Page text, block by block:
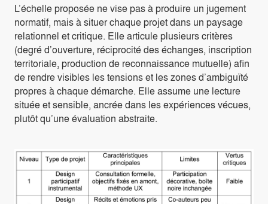
L’échelle proposée ne vise pas à produire un jugement
normatif, mais à situer chaque projet dans un paysage
relationnel et critique. Elle articule plusieurs critères
(degré d’ouverture, réciprocité des échanges, inscription
territoriale, production de reconnaissance mutuelle) afin
de rendre visibles les tensions et les zones d’ambiguïté
propres à chaque démarche. Elle assume une lecture
située et sensible, ancrée dans les expériences vécues,
plutôt qu’une évaluation abstraite.